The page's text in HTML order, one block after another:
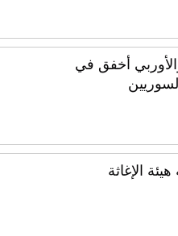
أخفق في
الإغاثة